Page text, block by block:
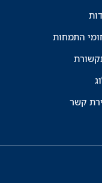
התמחות
קשר